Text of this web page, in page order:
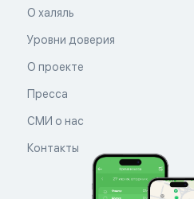
О халяль
Уровни доверия
О проекте
Пресса
СМИ о нас
Контакты